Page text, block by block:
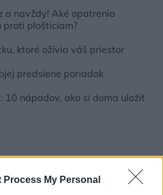
Process My Personal
a navždy! Aké opatrenia
proti plošticiam?
ktoré oživia váš priestor
predsiene poriadok
10 nápadov, ako si doma uložiť